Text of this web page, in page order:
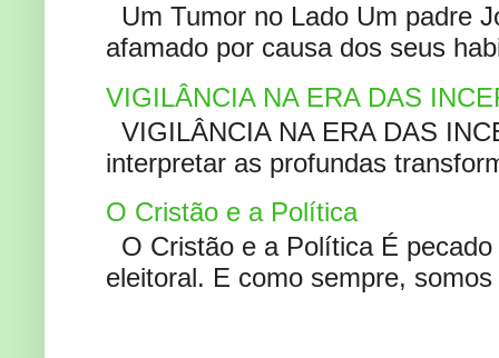
Um Tumor no Lado Um padre
afamado por causa dos seus
VIGILÂNCIA NA ERA DAS
VIGILÂNCIA NA ERA DAS
interpretar as profundas
O Cristão e a Política
O Cristão e a Política É
eleitoral. E como sempre,